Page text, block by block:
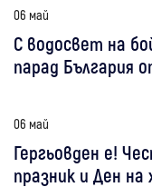
06 май
С водосвет на
парад България
06 май
Гергьовден е!
празник и Ден